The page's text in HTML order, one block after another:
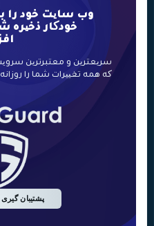
وب سایت خود را
خودکار ذخیره
سریعترین و معتبرترین
که همه تغییرات شما را
پشتیبان گیری